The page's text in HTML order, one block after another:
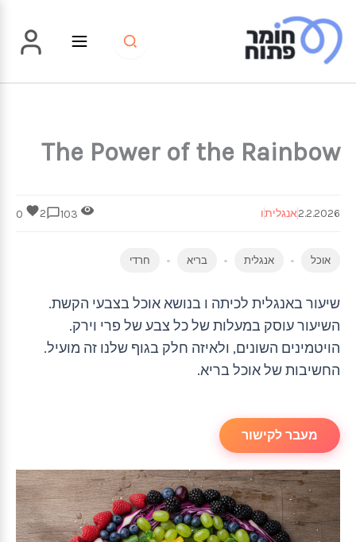
לתוכן
The Power of the Rainbow
2.2.2026אנגליתו 2
אוכל אנגלית בריא חרדי
שיעור באנגלית לכיתה ו בנושא אוכל בצבעי הקשת.
השיעור עוסק במעלות של כל צבע של פרי וירק.
הויטמינים השונים, ולאיזה חלק בגוף שלנו זה מועיל.
החשיבות של אוכל בריא.
מעבר לקישור